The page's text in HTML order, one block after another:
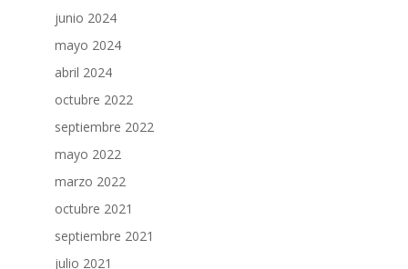
junio 2024
mayo 2024
abril 2024
octubre 2022
septiembre 2022
mayo 2022
marzo 2022
octubre 2021
septiembre 2021
julio 2021